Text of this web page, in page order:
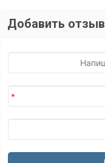
Добавить отзыв